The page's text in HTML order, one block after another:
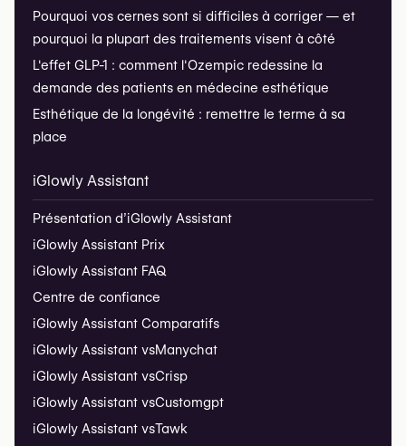
Pourquoi vos cernes sont si difficiles à corriger — et
pourquoi la plupart des traitements visent à côté
L'effet GLP-1 : comment l'Ozempic redessine la
demande des patients en médecine esthétique
Esthétique de la longévité : remettre le terme à sa
place
iGlowly Assistant
Présentation d’iGlowly Assistant
iGlowly Assistant Prix
iGlowly Assistant FAQ
Centre de confiance
iGlowly Assistant Comparatifs
iGlowly Assistant vsManychat
iGlowly Assistant vsCrisp
iGlowly Assistant vsCustomgpt
iGlowly Assistant vsTawk